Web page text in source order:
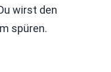
wirst den
spüren.